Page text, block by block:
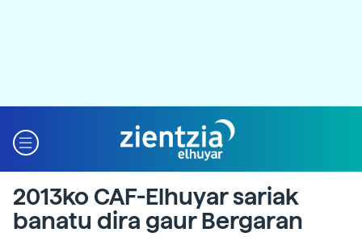
2013ko CAF-Elhuyar sariak
banatu dira gaur Bergaran